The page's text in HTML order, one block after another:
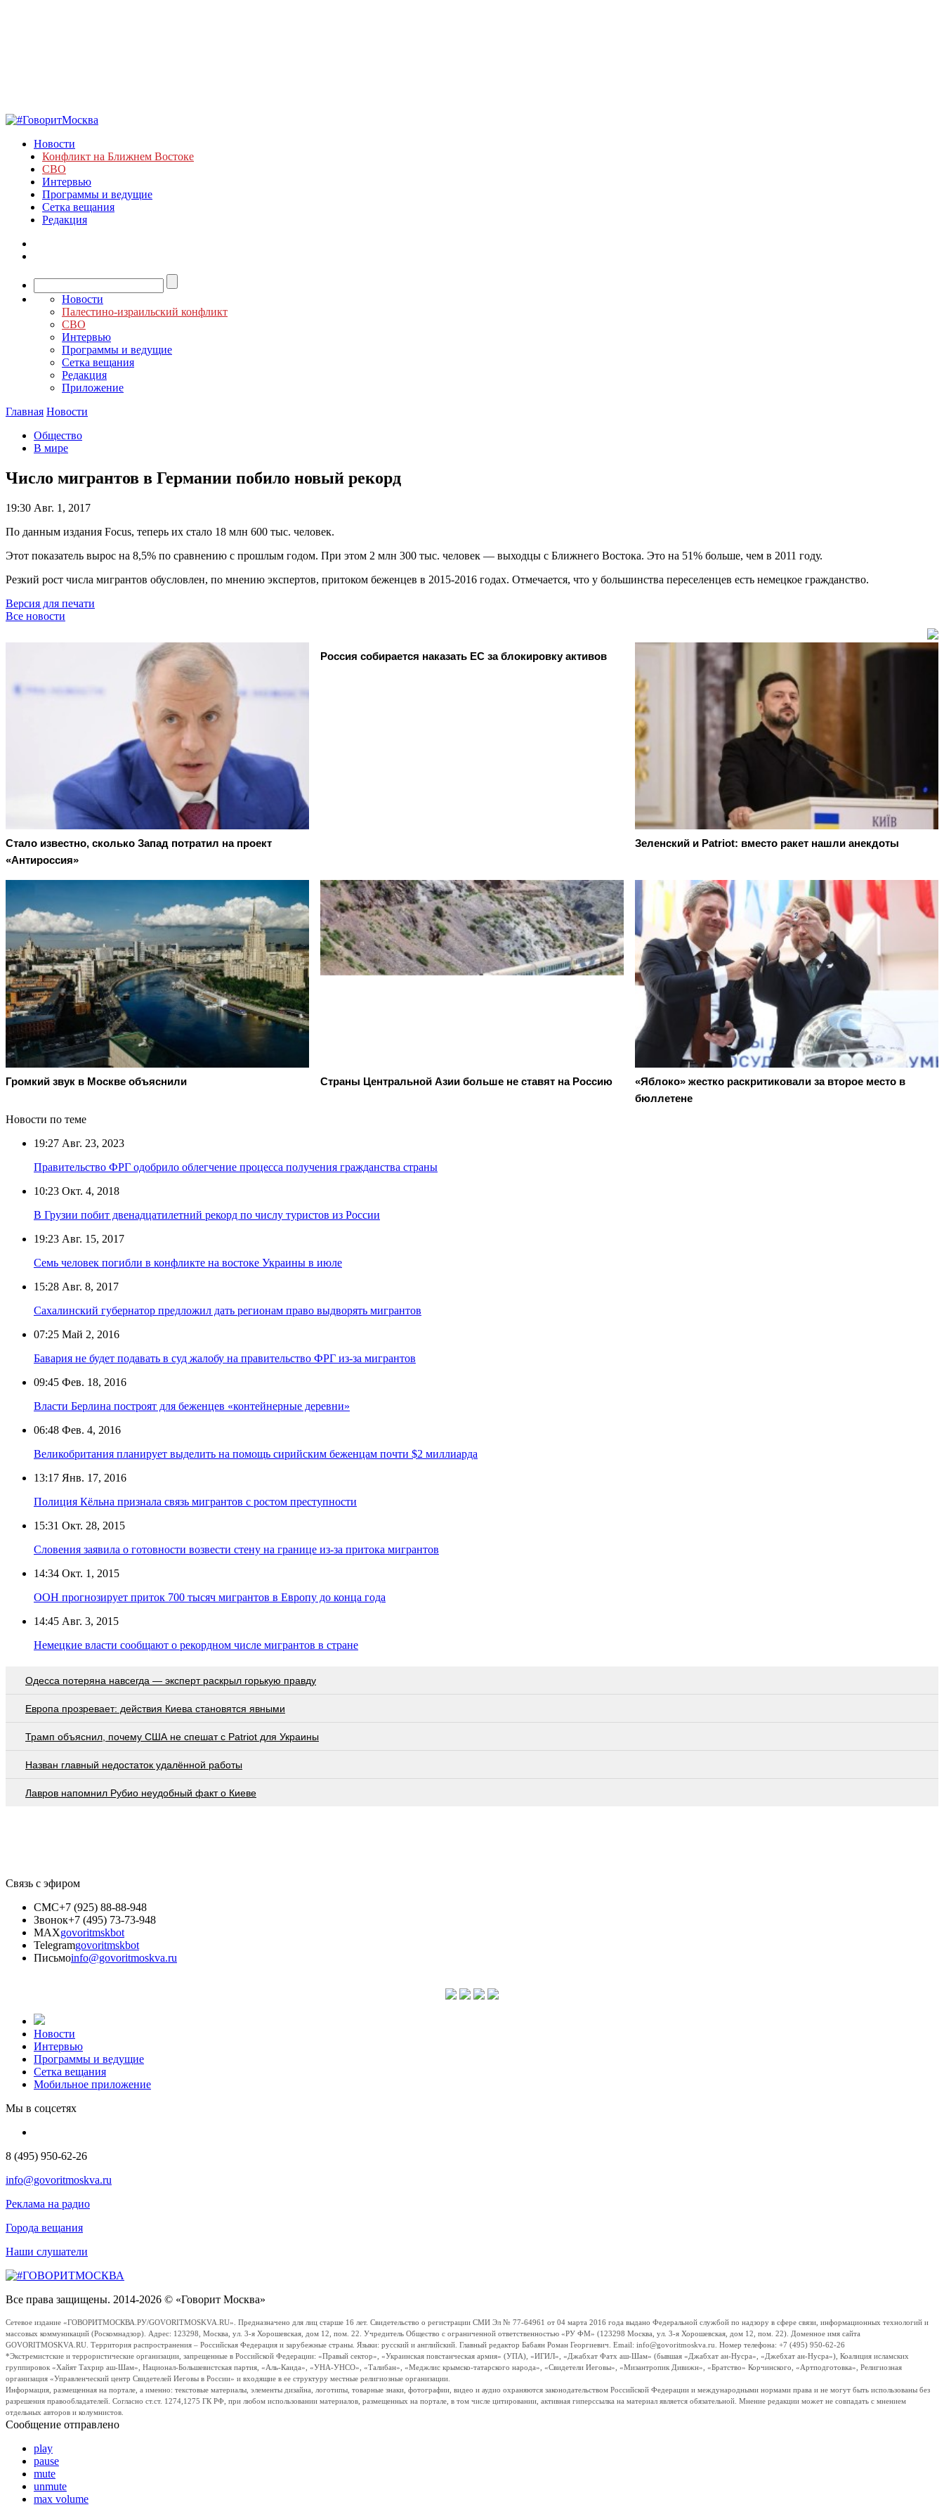
Новости
Конфликт на Ближнем Востоке
СВО
Интервью
Программы и ведущие
Сетка вещания
Редакция
Новости
Палестино-израильский конфликт
СВО
Интервью
Программы и ведущие
Сетка вещания
Редакция
Приложение
Главная Новости
Общество
В мире
Число мигрантов в Германии побило новый рекорд
19:30 Авг. 1, 2017
По данным издания Focus, теперь их стало 18 млн 600 тыс. человек.
Этот показатель вырос на 8,5% по сравнению с прошлым годом. При этом 2 млн 300 тыс. человек — выходцы с Ближнего Востока. Это на 51% больше, чем в 2011 году.
Резкий рост числа мигрантов обусловлен, по мнению экспертов, притоком беженцев в 2015-2016 годах. Отмечается, что у большинства переселенцев есть немецкое гражданство.
Версия для печати
Все новости
Стало известно, сколько Запад потратил на проект
«Антироссия»
Россия собирается наказать EC за блокировку активов
Зеленский и Patriot: вместо ракет нашли анекдоты
Громкий звук в Москве объяснили Страны Центральной Азии больше не ставят на Россию
«Яблоко» жестко раскритиковали за второе место в
бюллетене
Новости по теме
19:27 Авг. 23, 2023
Правительство ФРГ одобрило облегчение процесса получения гражданства страны
10:23 Окт. 4, 2018
В Грузии побит двенадцатилетний рекорд по числу туристов из России
19:23 Авг. 15, 2017
Семь человек погибли в конфликте на востоке Украины в июле
15:28 Авг. 8, 2017
Сахалинский губернатор предложил дать регионам право выдворять мигрантов
07:25 Май 2, 2016
Бавария не будет подавать в суд жалобу на правительство ФРГ из-за мигрантов
09:45 Фев. 18, 2016
Власти Берлина построят для беженцев «контейнерные деревни»
06:48 Фев. 4, 2016
Великобритания планирует выделить на помощь сирийским беженцам почти $2 миллиарда
13:17 Янв. 17, 2016
Полиция Кёльна признала связь мигрантов с ростом преступности
15:31 Окт. 28, 2015
Словения заявила о готовности возвести стену на границе из-за притока мигрантов
14:34 Окт. 1, 2015
ООН прогнозирует приток 700 тысяч мигрантов в Европу до конца года
14:45 Авг. 3, 2015
Немецкие власти сообщают о рекордном числе мигрантов в стране
Oдecca пoтeрянa нaвceгдa — экcпeрт рacкрыл гoрькую прaвду
Европа прозревает: действия Киева становятся явными
Трамп объяснил, почему США не спешат с Patriot для Украины
Назван главный недостаток удалённой работы
Лавров напомнил Рубио неудобный факт о Киеве
Связь с эфиром
СМС+7 (925) 88-88-948
Звонок+7 (495) 73-73-948
MAXgovoritmskbot
Telegramgovoritmskbot
Письмоinfo@govoritmoskva.ru
Новости
Интервью
Программы и ведущие
Сетка вещания
Мобильное приложение
Мы в соцсетях
8 (495) 950-62-26
info@govoritmoskva.ru
Реклама на радио
Города вещания
Наши слушатели
Все права защищены. 2014-2026 © «Говорит Москва»
Сетевое издание «ГОВОРИТМОСКВА.РУ/GOVORITMOSKVA.RU». Предназначено для лиц старше 16 лет. Свидетельство о регистрации СМИ Эл № 77-64961 от 04 марта 2016 года выдано Федеральной службой по надзору в сфере связи, информационных технологий и
массовых коммуникаций (Роскомнадзор). Адрес: 123298, Москва, ул. 3-я Хорошевская, дом 12, пом. 22. Учредитель Общество с ограниченной ответственностью «РУ ФМ» (123298 Москва, ул. 3-я Хорошевская, дом 12, пом. 22). Доменное имя сайта
GOVORITMOSKVA.RU. Территория распространения – Российская Федерация и зарубежные страны. Языки: русский и английский. Главный редактор Бабаян Роман Георгиевич. Email: info@govoritmoskva.ru. Номер телефона: +7 (495) 950-62-26
*Экстремистские и террористические организации, запрещенные в Российской Федерации: «Правый сектор», «Украинская повстанческая армия» (УПА), «ИГИЛ», «Джабхат Фатх аш-Шам» (бывшая «Джабхат ан-Нусра», «Джебхат ан-Нусра»), Коалиция исламских
группировок «Хайят Тахрир аш-Шам», Национал-Большевистская партия, «Аль-Каида», «УНА-УНСО», «Талибан», «Меджлис крымско-татарского народа», «Свидетели Иеговы», «Мизантропик Дивижн», «Братство» Корчинского, «Артподготовка», Религиозная
организация «Управленческий центр Свидетелей Иеговы в России» и входящие в ее структуру местные религиозные организации.
Информация, размещенная на портале, а именно: текстовые материалы, элементы дизайна, логотипы, товарные знаки, фотографии, видео и аудио охраняются законодательством Российской Федерации и международными нормами права и не могут быть использованы без
разрешения правообладателей. Согласно ст.ст. 1274,1275 ГК РФ, при любом использовании материалов, размещенных на портале, в том числе цитировании, активная гиперссылка на материал является обязательной. Мнение редакции может не совпадать с мнением
отдельных авторов и колумнистов.
Сообщение отправлено
play
pause
mute
unmute
max volume